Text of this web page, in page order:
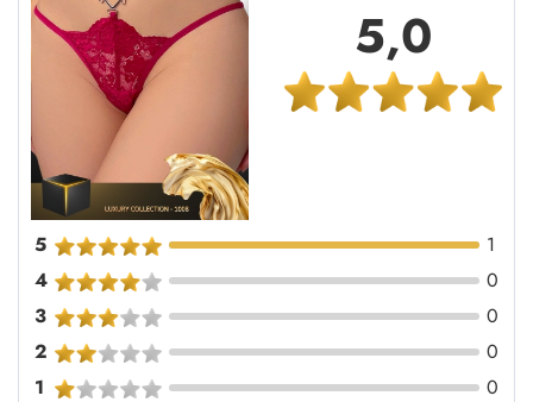
5,0
5
1
4
0
3
0
2
0
1
0